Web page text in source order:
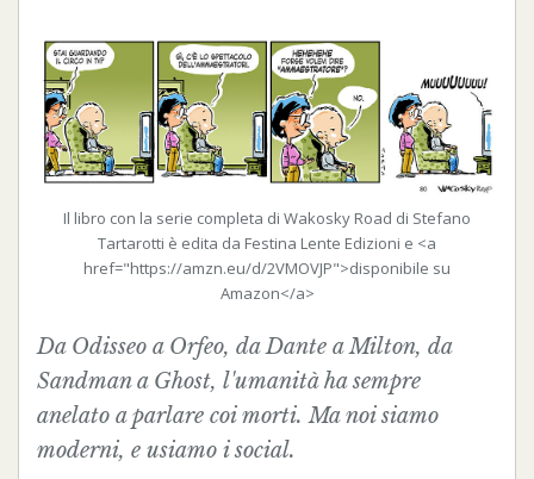
Il libro con la serie completa di Wakosky Road di Stefano
Tartarotti è edita da Festina Lente Edizioni e <a
href="https://amzn.eu/d/2VMOVJP">disponibile su
Amazon</a>
Da Odisseo a Orfeo, da Dante a Milton, da
Sandmana Ghost, l'umanità ha sempre
anelato a parlare coi morti. Ma noi siamo
moderni, e usiamo i social.